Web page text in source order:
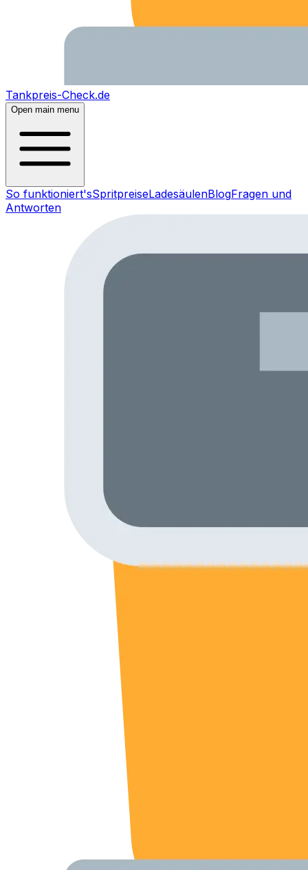
Tankpreis-Check.de
Open main menu
So funktioniert'sSpritpreiseLadesäulenBlogFragen und
Antworten